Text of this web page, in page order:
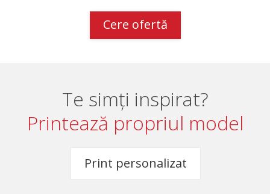
Cere ofertă
Te simți inspirat?
Printează propriul model
Print personalizat